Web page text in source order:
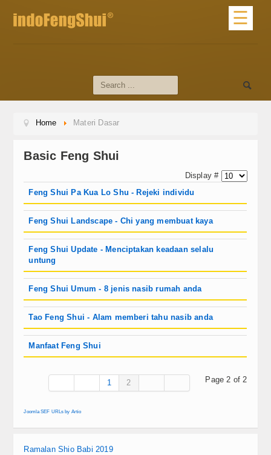
About Us
Profile Master
dari Master
Artikel Feng Shui
Artikel Umum
Tips Feng Shui
Berita
Simbol
Top Artikel
Cek KUA
☰
Home Materi Dasar
Basic Feng Shui
Display #
Feng Shui Pa Kua Lo Shu - Rejeki individu
Feng Shui Landscape - Chi yang membuat kaya
Feng Shui Update - Menciptakan keadaan selalu
untung
Feng Shui Umum - 8 jenis nasib rumah anda
Tao Feng Shui - Alam memberi tahu nasib anda
Manfaat Feng Shui
Page 2 of 2
1 2
Joomla SEF URLs by Artio
Ramalan Shio Babi 2019